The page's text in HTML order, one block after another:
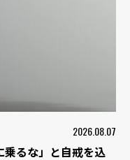
2026.08.07
乗るな」と自戒を込